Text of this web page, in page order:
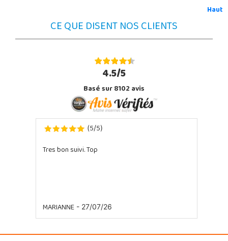
Haut
CE QUE DISENT NOS CLIENTS
4.5/5
Basé sur 8102 avis
(5/5)
Tres bon suivi. Top
MARIANNE- 27/07/26